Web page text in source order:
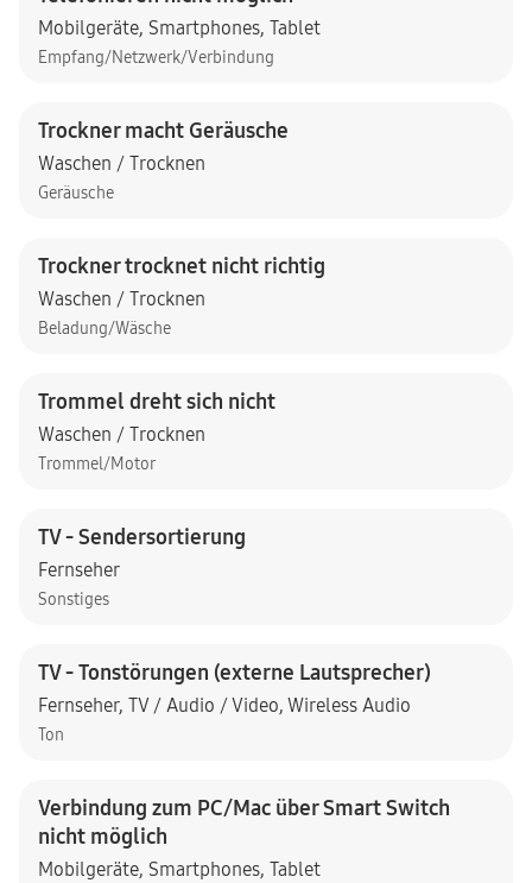
Mobilgeräte, Smartphones, Tablet
Empfang/Netzwerk/Verbindung
Trockner macht Geräusche
Waschen / Trocknen
Geräusche
Trockner trocknet nicht richtig
Waschen / Trocknen
Beladung/Wäsche
Trommel dreht sich nicht
Waschen / Trocknen
Trommel/Motor
TV - Sendersortierung
Fernseher
Sonstiges
TV - Tonstörungen (externe Lautsprecher)
Fernseher, TV / Audio / Video, Wireless Audio
Ton
Verbindung zum PC/Mac über Smart Switch
nicht möglich
Mobilgeräte, Smartphones, Tablet